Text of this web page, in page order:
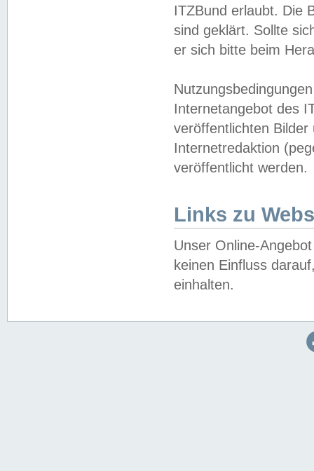
ITZBund erlaubt. Die
sind geklärt. Sollte
er sich bitte beim
Internetangebot des
veröffentlichten
Internetredaktion
veröffentlicht werden.
Links zu
Unser Online-
keinen Einfluss
einhalten.